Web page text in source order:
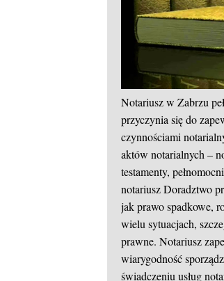
Notariusz w Zabrzu
przyczynia się do
czynnościami
aktów notarialnych –
testamenty,
notariuszDoradztwo
jak prawo spadkowe,
wielu sytuacjach,
prawne. Notariusz
wiarygodność
świadczeniu usług